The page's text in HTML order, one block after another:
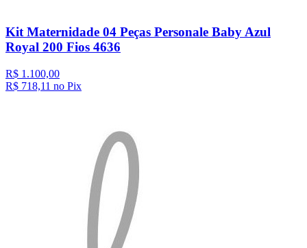
Kit Maternidade 04 Peças Personale Baby Azul
Royal 200 Fios 4636
R$ 1.100,00
R$ 718,11 no Pix